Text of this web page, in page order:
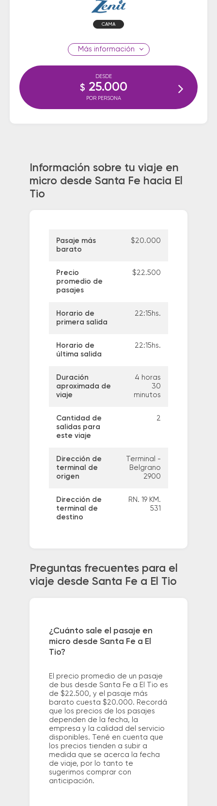
CAMA
información
DESDE
$ 25.000
POR PERSONA
Información sobre tu viaje en
micro desde Santa Fe hacia El
Tio
Pasaje más
barato
$20.000
Precio
promedio de
pasajes
$22.500
Horario de
primera salida
22:15hs.
Horario de
última salida
22:15hs.
Duración
aproximada de
viaje
4 horas
30
minutos
Cantidad de
salidas para
este viaje
2
Dirección de
terminal de
origen
Terminal -
Belgrano
2900
Dirección de
terminal de
destino
RN. 19 KM.
531
Preguntas frecuentes para el
viaje desde Santa Fe a El Tio
¿Cuánto sale el pasaje en
micro desde Santa Fe a El
Tio?
El precio promedio de un pasaje
de bus desde Santa Fe a El Tio es
de $22.500, y el pasaje más
barato cuesta $20.000. Recordá
que los precios de los pasajes
dependen de la fecha, la
empresa y la calidad del servicio
disponibles. Tené en cuenta que
los precios tienden a subir a
medida que se acerca la fecha
de viaje, por lo tanto te
sugerimos comprar con
anticipación.